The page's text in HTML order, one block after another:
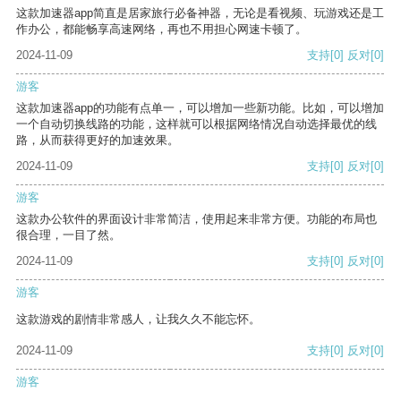
这款加速器app简直是居家旅行必备神器，无论是看视频、玩游戏还是工
作办公，都能畅享高速网络，再也不用担心网速卡顿了。
2024-11-09
支持[0] 反对[0]
游客
这款加速器app的功能有点单一，可以增加一些新功能。比如，可以增加
一个自动切换线路的功能，这样就可以根据网络情况自动选择最优的线
路，从而获得更好的加速效果。
2024-11-09
支持[0] 反对[0]
游客
这款办公软件的界面设计非常简洁，使用起来非常方便。功能的布局也
很合理，一目了然。
2024-11-09
支持[0] 反对[0]
游客
这款游戏的剧情非常感人，让我久久不能忘怀。
2024-11-09 支持[0] 反对[0]
游客